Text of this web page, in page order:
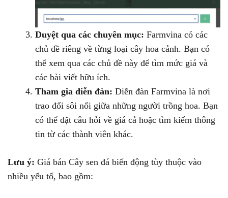
Duyệt qua các chuyên mục: Farmvina có các
chủ đề riêng về từng loại cây hoa cảnh. Bạn có
thể xem qua các chủ đề này để tìm mức giá và
các bài viết hữu ích.
Tham gia diễn đàn: Diễn đàn Farmvina là nơi
trao đổi sôi nổi giữa những người trồng hoa. Bạn
có thể đặt câu hỏi về giá cả hoặc tìm kiếm thông
tin từ các thành viên khác.
Lưu ý: Giá bán Cây sen đá biến động tùy thuộc vào
nhiều yếu tố, bao gồm: